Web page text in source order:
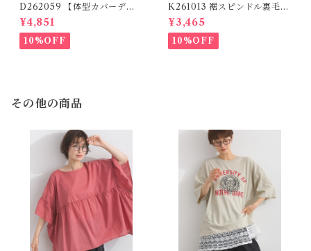
D262059 【体型カバーデニ
ムシリーズ】 パッチワークロ
ゴデニムパンツ / Patchwork
Logo Denim Pants
¥4,851
10%OFF
K261013 裾スピンドル裏毛カ
ットベスト / Drawstring He
m Sweat Cut Vest
¥3,465
10%OFF
その他の商品